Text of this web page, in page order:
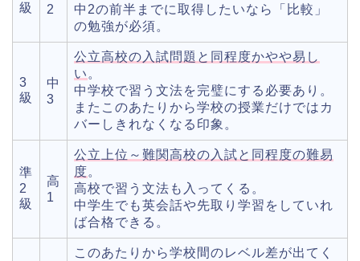
級 2
中2の前半までに取得したいなら「比較」
の勉強が必須。
3
級
中
3
公立高校の入試問題 と 同程度かやや易し
い 。
中学校で習う文法を完璧にする必要あり。
またこのあたりから学校の授業だけではカ
バーしきれなくなる印象。
準
2
級
高
1
公立上位～難関高校の入試と同程度の難易
度。
高校で習う文法も入ってくる。
中学生でも英会話や先取り学習をしていれ
ば合格できる。
このあたりから学校間のレベル差が出てく